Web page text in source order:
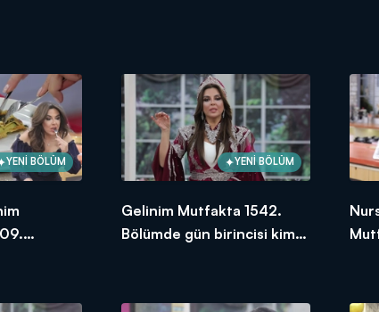
YENİ BÖLÜM YENİ BÖLÜM
Gelinim Mutfakta 1542.
Bölümde gün birincisi kim